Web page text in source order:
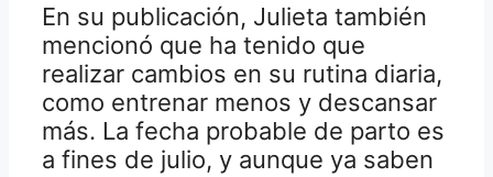
En su publicación, Julieta también
mencionó que ha tenido que
realizar cambios en su rutina diaria,
como entrenar menos y descansar
más. La fecha probable de parto es
a fines de julio, y aunque ya saben